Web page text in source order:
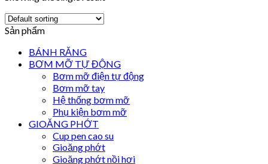
Sản phẩm
BÁNH RĂNG
BƠM MỠ TỰ ĐỘNG
Bơm mỡ điện tự động
Bơm mỡ tay
Hệ thống bơm mỡ
Phụ kiện bơm mỡ
GIOĂNG PHỚT
Cup pen cao su
Gioăng phớt
Gioăng phớt nồi hơi